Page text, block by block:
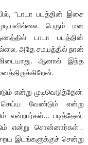
”டாடா படத்தின் இசை
பெரும் மன
டாடா படத்தின்
அதே சமயத்தில் நான்
ஆனால் இந்த
என்று முடிவெடுத்தேன்.
வேண்டும் என்று
என்றார்கள்… படித்தேன்.
என்று சொன்னார்கள்…
இடங்களுக்குச் சென்று